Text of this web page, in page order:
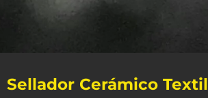
Sellador Cerámico Textil